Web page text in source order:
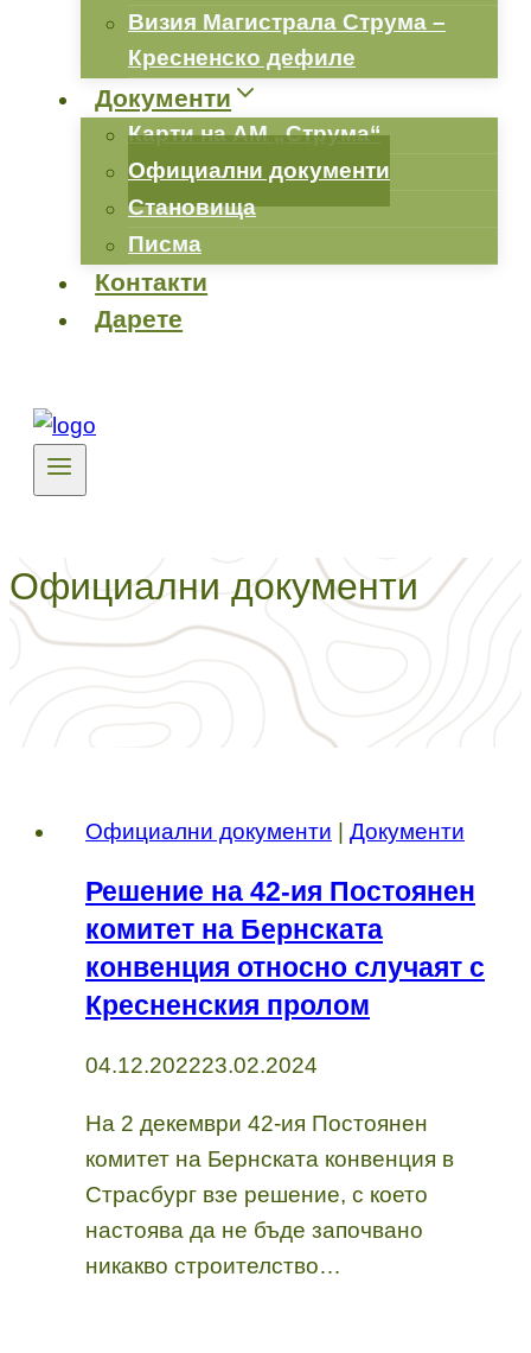
Визия Магистрала Струма –
Кресненско дефиле
Документи
Карти на АМ „Струма“
Официални документи
Становища
Писма
Контакти
Дарете
Официални документи
Официални документи Документи
Решение на 42-ия Постоянен
комитет на Бернската
конвенция относно случаят с
Кресненския пролом
04.12.202223.02.2024
На 2 декември 42-ия Постоянен
комитет на Бернската конвенция в
Страсбург взе решение, с което
настоява да не бъде започвано
никакво строителство…